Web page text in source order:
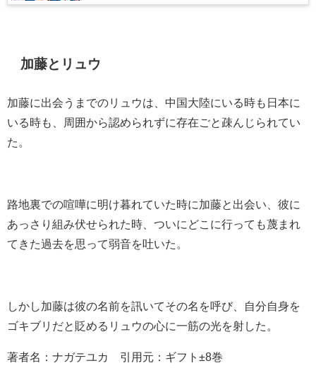
加藤とリュウ
加藤に出会うまでのリュウは、中国大陸にいる時も日本に
いる時も、周囲から認められずに存在ごと疎んじられてい
た。
路地裏での喧嘩に明け暮れていた時に加藤と出会い、彼に
あっさり組み伏せられた時、ついにどこに行っても蔑まれ
てきた過去を思って弱音を吐いた。
しかし加藤は彼の名前を訊いてその名を呼び、自分自身を
ゴキブリだと貶めるリュウの心に一筋の光を射した。
著者名：ナガテユカ 引用元：ギフト±8巻